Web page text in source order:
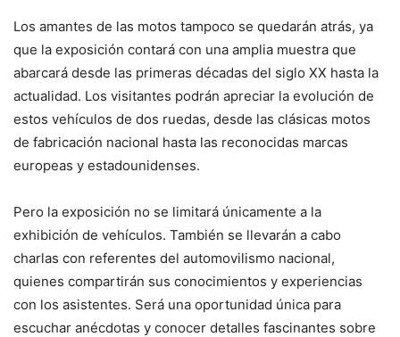
Los amantes de las motos tampoco se quedarán atrás, ya
que la exposición contará con una amplia muestra que
abarcará desde las primeras décadas del siglo XX hasta la
actualidad. Los visitantes podrán apreciar la evolución de
estos vehículos de dos ruedas, desde las clásicas motos
de fabricación nacional hasta las reconocidas marcas
europeas y estadounidenses.
Pero la exposición no se limitará únicamente a la
exhibición de vehículos. También se llevarán a cabo
charlas con referentes del automovilismo nacional,
quienes compartirán sus conocimientos y experiencias
con los asistentes. Será una oportunidad única para
escuchar anécdotas y conocer detalles fascinantes sobre